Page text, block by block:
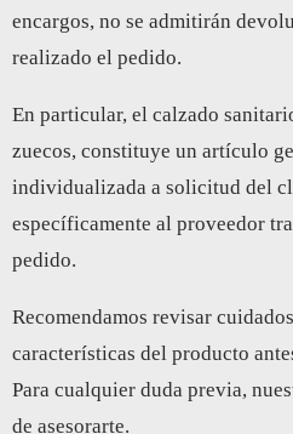
encargos, no se admitirán
realizado el pedido.
En particular, el calzado
zuecos, constituye un artículo
individualizada a solicitud del
específicamente al proveedor
pedido.
Recomendamos revisar
características del producto
Para cualquier duda previa,
de asesorarte.